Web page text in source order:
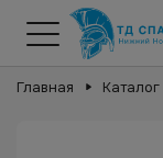
Главная Каталог